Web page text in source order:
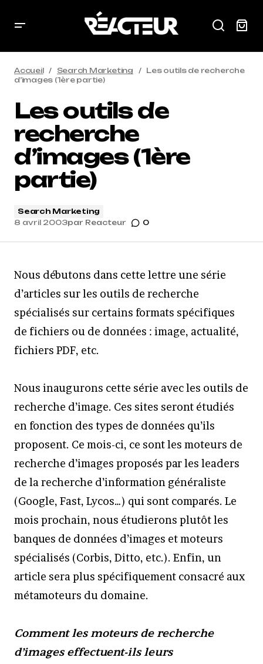
Accueil Search Marketing
Les outils de recherche
d’images (1ère partie)
Les outils de
recherche
d’images (1ère
partie)
Search Marketing
8 avril 2003par Reacteur 0
Nous débutons dans cette lettre une série
d’articles sur les outils de recherche
spécialisés sur certains formats spécifiques
de fichiers ou de données : image, actualité,
fichiers PDF, etc.
Nous inaugurons cette série avec les outils de
recherche d’image. Ces sites seront étudiés
en fonction des types de données qu’ils
proposent. Ce mois-ci, ce sont les moteurs de
recherche d’images proposés par les leaders
de la recherche d’information généraliste
(Google, Fast, Lycos…) qui sont comparés. Le
mois prochain, nous étudierons plutôt les
banques de données d’images et moteurs
spécialisés (Corbis, Ditto, etc.). Enfin, un
article sera plus spécifiquement consacré aux
métamoteurs du domaine.
Comment les moteurs de recherche
d’images effectuent-ils leurs